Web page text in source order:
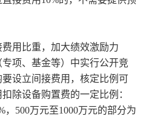
用比重，加大绩效激励力
项、基金等）中实行公开竞
设立间接费用，核定比例可
除设备购置费的一定比例：
，500万元至1000万元的部分为